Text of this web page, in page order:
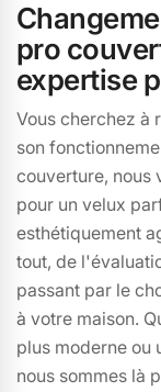
pro
expertise
Vous cherchez à
son
couverture, nous
pour un velux
esthétiquement
tout, de
passant par le
à votre maison.
plus moderne ou
nous sommes là